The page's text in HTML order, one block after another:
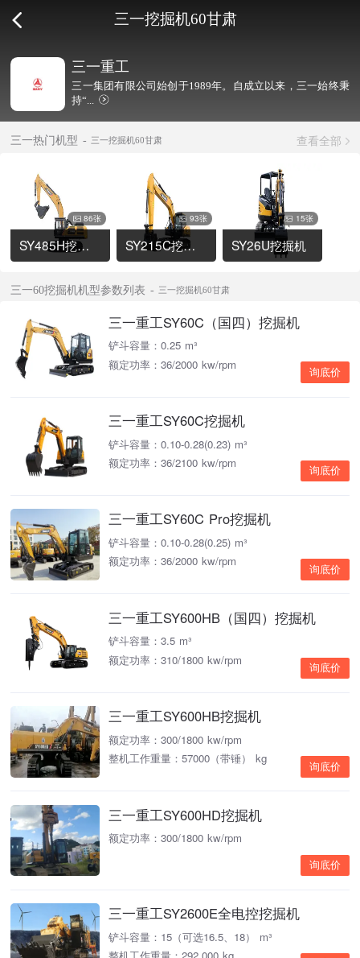
三一挖掘机60甘肃
三一重工
三一集团有限公司始创于1989年。自成立以来，三一始终秉
持“...
三一热门机型 三一挖掘机60甘肃 查看全部
86张
SY485H挖掘机
93张
SY215C挖掘机
15张
SY26U挖掘机
三一60挖掘机机型参数列表 三一挖掘机60甘肃
三一重工SY60C（国四）挖掘机
铲斗容量：0.25 m³
额定功率：36/2000 kw/rpm
询底价
三一重工SY60C挖掘机
铲斗容量：0.10-0.28(0.23) m³
额定功率：36/2100 kw/rpm
询底价
三一重工SY60C Pro挖掘机
铲斗容量：0.10-0.28(0.25) m³
额定功率：36/2000 kw/rpm
询底价
三一重工SY600HB（国四）挖掘机
铲斗容量：3.5 m³
额定功率：310/1800 kw/rpm
询底价
三一重工SY600HB挖掘机
额定功率：300/1800 kw/rpm
整机工作重量：57000（带锤） kg
询底价
三一重工SY600HD挖掘机
额定功率：300/1800 kw/rpm
询底价
三一重工SY2600E全电控挖掘机
铲斗容量：15（可选16.5、18） m³